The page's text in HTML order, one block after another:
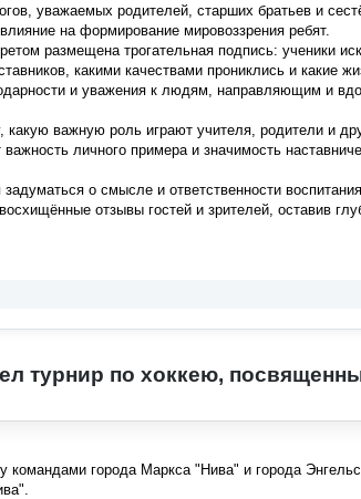
уважаемых родителей, старших братьев и
на формирование мировоззрения ребят.
размещена трогательная подпись: ученики
какими качествами прониклись и какие
и уважения к людям, направляющим и
важную роль играют учителя, родители и
личного примера и значимость
о смысле и ответственности
отзывы гостей и зрителей, оставив
турнир по хоккею,
командами города Маркса "Нива" и города